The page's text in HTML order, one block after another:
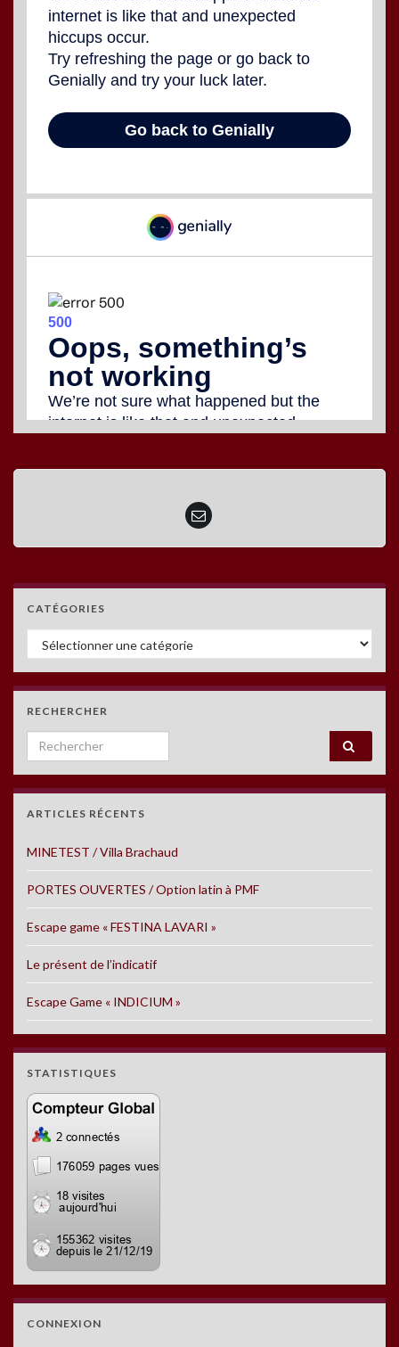
CATÉGORIES
Catégories
RECHERCHER
Search for:
ARTICLES RÉCENTS
MINETEST / Villa Brachaud
PORTES OUVERTES / Option latin à PMF
Escape game « FESTINA LAVARI »
Le présent de l’indicatif
Escape Game « INDICIUM »
STATISTIQUES
CONNEXION